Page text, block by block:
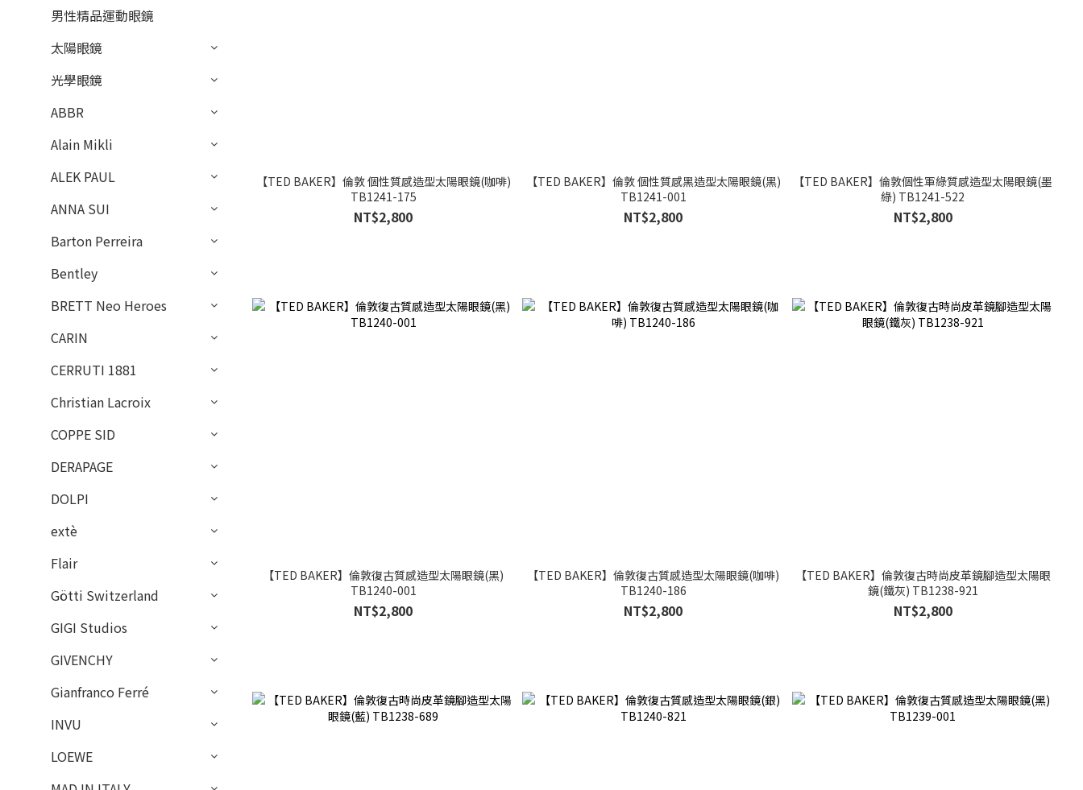
男性精品運動眼鏡
太陽眼鏡
光學眼鏡
ABBR
Alain Mikli
ALEK PAUL
ANNA SUI
Barton Perreira
Bentley
BRETT Neo Heroes
CARIN
CERRUTI 1881
Christian Lacroix
COPPE SID
DERAPAGE
DOLPI
extè
Flair
Götti Switzerland
GIGI Studios
GIVENCHY
Gianfranco Ferré
INVU
LOEWE
【TED BAKER】倫敦 個性質感造型太陽眼鏡(咖啡)
TB1241-175
NT$2,800
【TED BAKER】倫敦 個性質感黑造型太陽眼鏡(黑)
TB1241-001
NT$2,800
【TED BAKER】倫敦個性軍綠質感造型太陽眼鏡(墨
綠) TB1241-522
NT$2,800
【TED BAKER】倫敦復古質感造型太陽眼鏡(黑)
TB1240-001
NT$2,800
【TED BAKER】倫敦復古質感造型太陽眼鏡(咖啡)
TB1240-186
NT$2,800
【TED BAKER】倫敦復古時尚皮革鏡腳造型太陽眼
鏡(鐵灰) TB1238-921
NT$2,800